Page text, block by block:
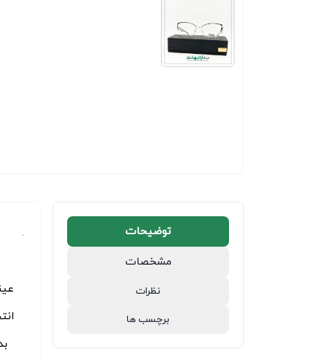
توضیحات
مشخصات
نظرات
برچسب ها
.